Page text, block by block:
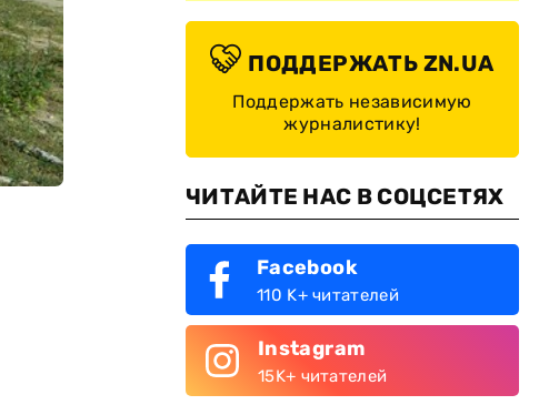
ПОДДЕРЖАТЬ ZN.UA
Поддержать независимую
журналистику!
ЧИТАЙТЕ НАС В СОЦСЕТЯХ
Facebook
110 K+ читателей
Instagram
15K+ читателей